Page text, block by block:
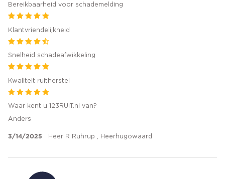
Bereikbaarheid voor schademelding
Klantvriendelijkheid
Snelheid schadeafwikkeling
Kwaliteit ruitherstel
Waar kent u 123RUIT.nl van?
Anders
3/14/2025 Heer R Ruhrup , Heerhugowaard